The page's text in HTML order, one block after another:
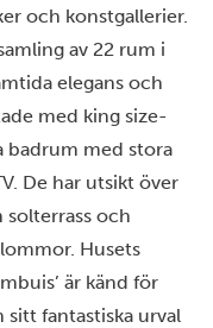
och konstgallerier.
av 22 rum i
elegans och
med king size-
badrum med stora
De har utsikt över
solterrass och
Husets
är känd för
sitt fantastiska urval